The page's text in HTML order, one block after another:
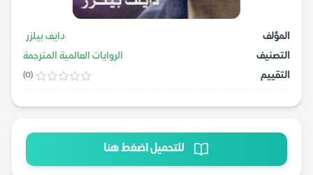
المؤلف
دايف بيلزر
التصنيف
الروايات العالمية المترجمة
التقييم
(0)
للتحميل اضغط هنا